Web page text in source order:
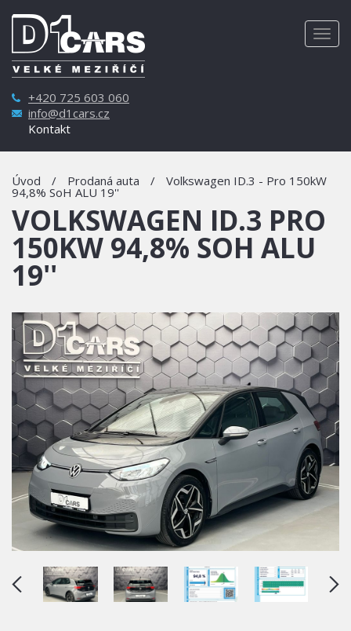
+420 725 603 060
info@d1cars.cz
Kontakt
Úvod / Prodaná auta / Volkswagen ID.3 - Pro 150kW
94,8% SoH ALU 19''
VOLKSWAGEN ID.3 PRO
150KW 94,8% SOH ALU
19''